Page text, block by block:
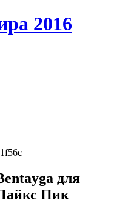
2016
для
Пик